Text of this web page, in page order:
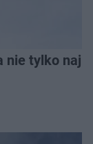
nie tylko